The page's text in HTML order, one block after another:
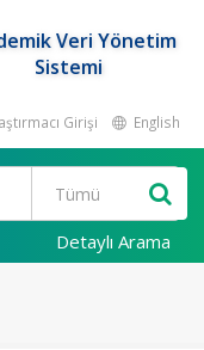
Veri Yönetim
Sistemi
Girişi English
Detaylı Arama